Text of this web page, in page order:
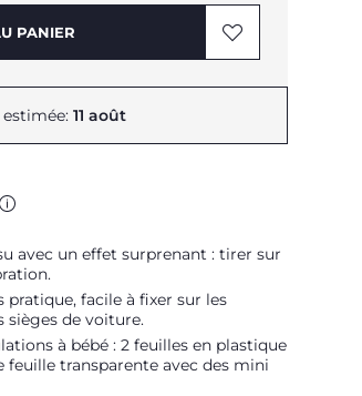
PANIER
11 août
avec un effet surprenant : tirer sur
facile à fixer sur les
sièges de voiture.
à bébé : 2 feuilles en plastique
transparente avec des mini